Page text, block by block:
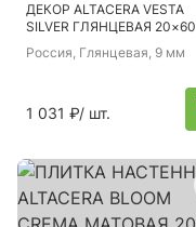
ДЕКОР ALTACERA VESTA
SILVER ГЛЯНЦЕВАЯ 20×60
Россия, Глянцевая, 9 мм
1 031 ₽/ шт.